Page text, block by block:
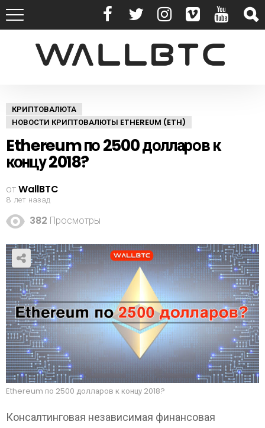
КРИПТОВАЛЮТА
НОВОСТИ КРИПТОВАЛЮТЫ ETHEREUM (ETH)
Ethereum по 2500 долларов к
концу 2018?
отWallBTC
8 лет назад
382 Просмотры
Ethereum по 2500 долларов к концу 2018?
Консалтинговая независимая финансовая